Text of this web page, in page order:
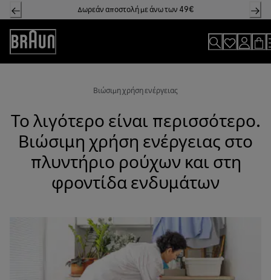
Skip
to
Content
Δωρεάν αποστολή με άνω των 49€
Accessibility
Statement
Βιώσιμη χρήση ενέργειας
Το λιγότερο είναι περισσότερο.
Βιώσιμη χρήση ενέργειας στο
πλυντήριο ρούχων και στη
φροντίδα ενδυμάτων